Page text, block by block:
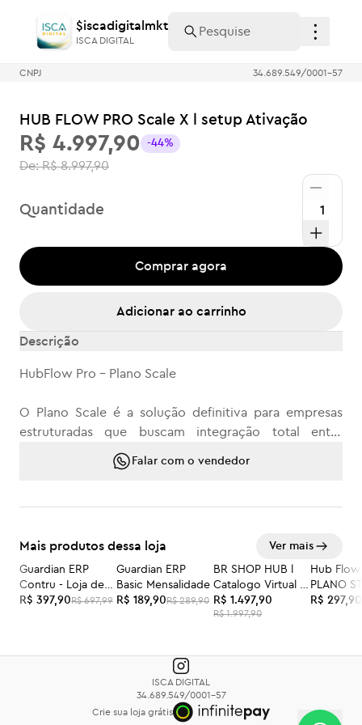
$iscadigitalmkt
ISCA DIGITAL
$iscadigitalmkt
ISCA DIGITAL
CNPJ 34.689.549/0001-57
HUB FLOW PRO Scale X l setup Ativação
R$ 4.997,90 -44%
De:R$ 8.997,90
Quantidade
Comprar agora
Adicionar ao carrinho
Descrição
HubFlow Pro – Plano Scale
O Plano Scale é a solução definitiva para empresas
estruturadas que buscam integração total entre
vendas, operação e finanças. Este plano consolida
todos os recursos das versões Start e Pro, unindo
- Gestão Comercial: CRM completo, WhatsApp
integrado, múltiplos funis de vendas e automações
avançadas.
- Omnichannel e Pagamentos: Canal de atendimento
centralizado, Gateway integrado..
- ERP e Gestão: Guardian ERP Pro integrado para
Falar com o vendedor
Mais produtos dessa loja Ver mais
Guardian ERP
Contru - Loja de
Materiais de
R$ 397,90R$ 697,99
-34%
Guardian ERP
Basic Mensalidade
R$ 189,90R$ 289,90
-25%
BR SHOP HUB l
Catalogo Virtual l
Setup
R$ 1.497,90
R$ 1.997,90
-25%
Hub Flow
PLANO
R$ 297,90
ISCA DIGITAL
34.689.549/0001-57
Crie sua loja grátis